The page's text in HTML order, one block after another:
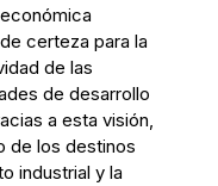
certeza para la
de las
de desarrollo
a esta visión,
de los destinos
industrial y la